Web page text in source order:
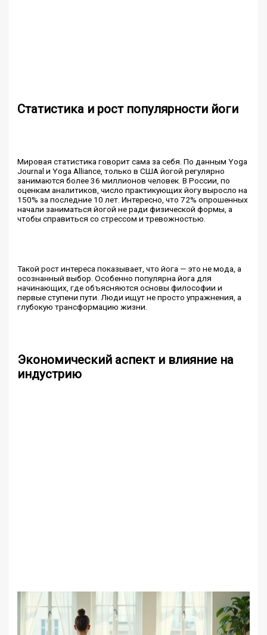
Статистика и рост популярности йоги
Мировая статистика говорит сама за себя. По данным Yoga
Journal и Yoga Alliance, только в США йогой регулярно
занимаются более 36 миллионов человек. В России, по
оценкам аналитиков, число практикующих йогу выросло на
150% за последние 10 лет. Интересно, что 72% опрошенных
начали заниматься йогой не ради физической формы, а
чтобы справиться со стрессом и тревожностью.
Такой рост интереса показывает, что йога — это не мода, а
осознанный выбор. Особенно популярна йога для
начинающих, где объясняются основы философии и
первые ступени пути. Люди ищут не просто упражнения, а
глубокую трансформацию жизни.
Экономический аспект и влияние на
индустрию